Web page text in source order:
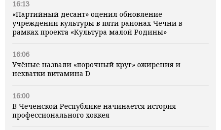
16:13
«Партийный десант» оценил обновление
учреждений культуры в пяти районах Чечни в
рамках проекта «Культура малой Родины»
16:06
Учёные назвали «порочный круг» ожирения и
нехватки витамина D
16:00
В Чеченской Республике начинается история
профессионального хоккея